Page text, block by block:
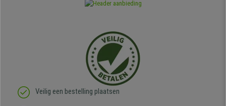
Veilig een bestelling plaatsen